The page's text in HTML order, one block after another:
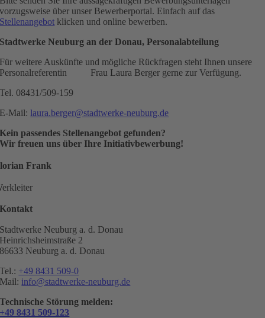
vorzugsweise über unser Bewerberportal. Einfach auf das
Stellenangebot klicken und online bewerben.
Stadtwerke Neuburg an der Donau, Personalabteilung
Für weitere Auskünfte und mögliche Rückfragen steht Ihnen unsere
Personalreferentin Frau Laura Berger gerne zur Verfügung.
Tel. 08431/509-159
E-Mail: laura.berger@stadtwerke-neuburg.de
Kein passendes Stellenangebot gefunden?
Wir freuen uns über Ihre Initiativbewerbung!
Frank
Kontakt
Stadtwerke Neuburg a. d. Donau
Heinrichsheimstraße 2
86633 Neuburg a. d. Donau
Tel.: +49 8431 509-0
Mail: info@stadtwerke-neuburg.de
Technische Störung melden:
+49 8431 509-123